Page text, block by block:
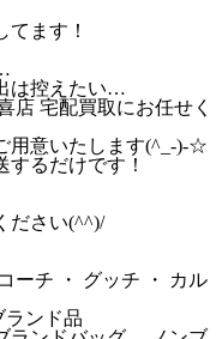
ます！
は控えたい…
店 宅配買取にお任せく
用意いたします(^_-)-☆
るだけです！
ださい(^^)/
ーチ ・ グッチ ・ カル
ランド品